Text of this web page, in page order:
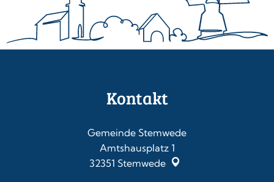
Kontakt
Gemeinde Stemwede
Amtshausplatz 1
32351 Stemwede